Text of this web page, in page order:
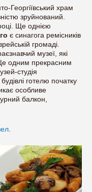
Георгіївський храм
зруйнований.
Ще однією
є синагога ремісників
громаді.
музеї, які
одним прекрасним
студія
готелю початку
особливе
балкон,